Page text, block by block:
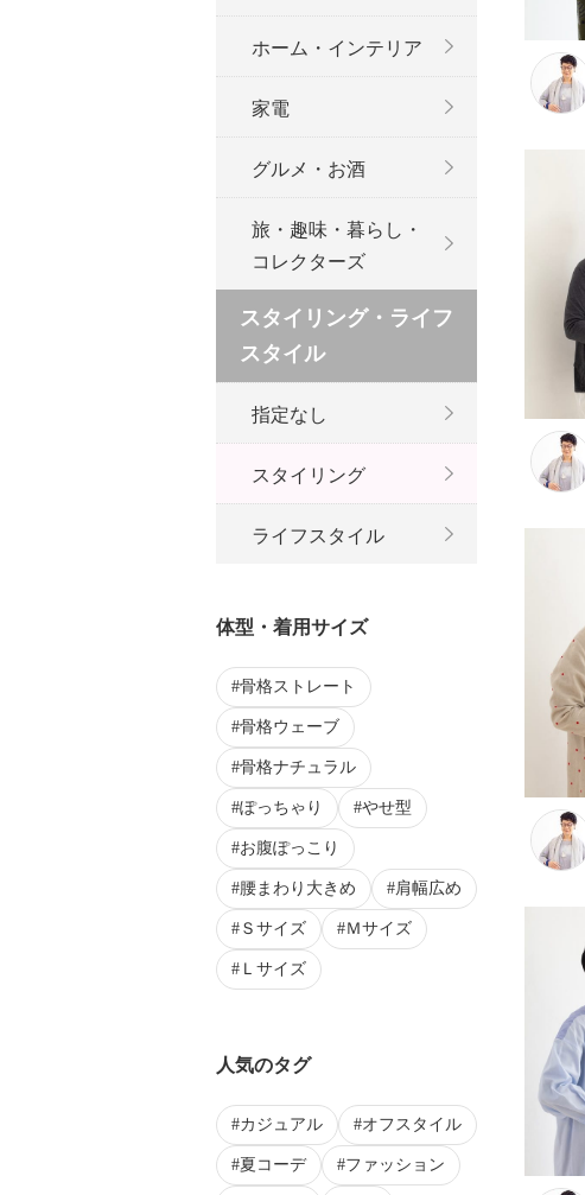
ホーム・インテリア
家電
グルメ・お酒
旅・趣味・暮らし・
コレクターズ
スタイリング・ライフ
スタイル
指定なし
スタイリング
ライフスタイル
体型・着用サイズ
骨格ストレート
骨格ウェーブ
骨格ナチュラル
ぽっちゃり やせ型
お腹ぽっこり
腰まわり大きめ 肩幅広め
Ｓサイズ Ｍサイズ
Ｌサイズ
人気のタグ
カジュアル オフスタイル
夏コーデ ファッション